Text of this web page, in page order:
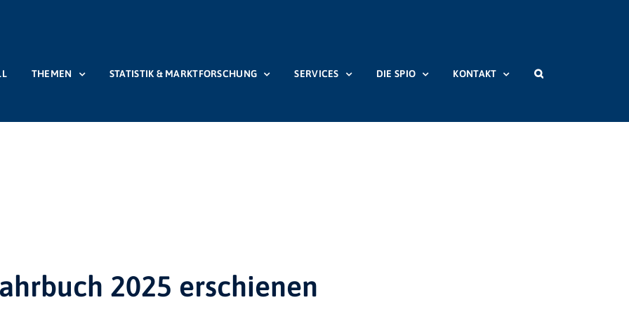
THEMEN STATISTIK & MARKTFORSCHUNG SERVICES DIE SPIO KONTAKT
2025 erschienen